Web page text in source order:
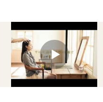
HUEGLOSS / ヒュウグロス「ベースブレ